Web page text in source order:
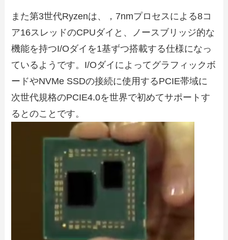
また第3世代Ryzenは、，7nmプロセスによる8コ
ア16スレッドのCPUダイと、ノースブリッジ的な
機能を持つI/Oダイを1基ずつ搭載する仕様になっ
ているようです。I/Oダイによってグラフィックボ
ードやNVMe SSDの接続に使用するPCIE帯域に
次世代規格のPCIE4.0を世界で初めてサポートす
るとのことです。